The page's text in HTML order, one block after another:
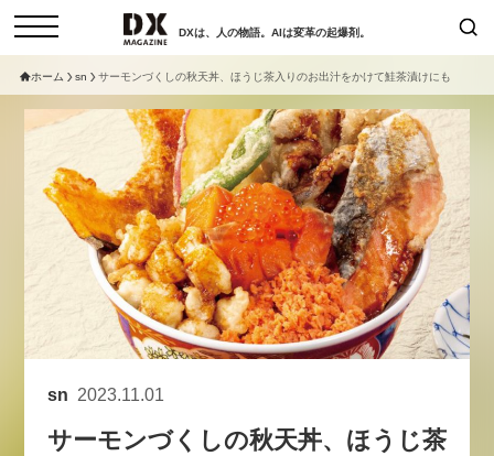
DXは、人の物語。AIは変革の起爆剤。
インタビュー
ニュース
サービスメニュー 日本オムニチャネル協会
トップページ
特集
動画
サイトマップ
お問い合わせ
採用情報
検索
現在開催予定のセミナー
セミナー
【8/12開催】「イノベーションを
数値化する」～投資される事業の
2026-06-10
ホーム sn サーモンづくしの秋天丼、ほうじ茶入りのお出汁をかけて鮭茶漬けにも
sn 2023.11.01
サーモンづくしの秋天丼、ほうじ茶